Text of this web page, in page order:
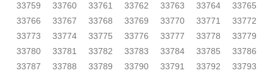
33759
33760 33761 33762 33763 33764
33765
33766
33767 33768 33769 33770 33771
33772
33773
33774 33775 33776 33777 33778
33779
33780
33781 33782 33783 33784 33785
33786
33787
33788 33789 33790 33791 33792
33793